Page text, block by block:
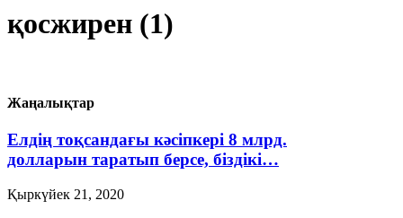
қосжирен (1)
Жаңалықтар
Елдің тоқсандағы кәсіпкері 8 млрд.
долларын таратып берсе, біздікі…
Қыркүйек 21, 2020